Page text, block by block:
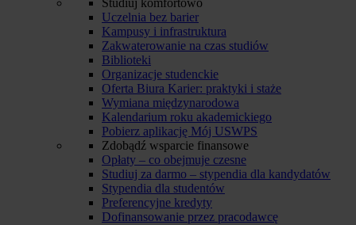
Studiuj komfortowo
Uczelnia bez barier
Kampusy i infrastruktura
Zakwaterowanie na czas studiów
Biblioteki
Organizacje studenckie
Oferta Biura Karier: praktyki i staże
Wymiana międzynarodowa
Kalendarium roku akademickiego
Pobierz aplikację Mój USWPS
Zdobądź wsparcie finansowe
Opłaty – co obejmuje czesne
Studiuj za darmo – stypendia dla kandydatów
Stypendia dla studentów
Preferencyjne kredyty
Dofinansowanie przez pracodawcę